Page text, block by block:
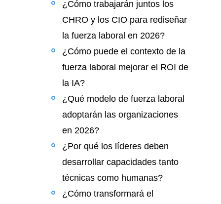
¿Cómo trabajarán juntos los
CHRO y los CIO para rediseñar
la fuerza laboral en 2026?
¿Cómo puede el contexto de la
fuerza laboral mejorar el ROI de
la IA?
¿Qué modelo de fuerza laboral
adoptarán las organizaciones
en 2026?
¿Por qué los líderes deben
desarrollar capacidades tanto
técnicas como humanas?
¿Cómo transformará el